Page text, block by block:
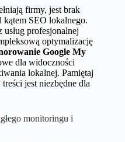
firmy, jest brak
SEO lokalnego.
profesjonalnej
optymalizację
Google My
dla widoczności
lokalnej. Pamiętaj
jest niezbędne dla
monitoringu i